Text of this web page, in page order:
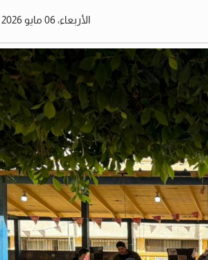
الأربعاء، 06 مايو 2026 06:49 مساءً